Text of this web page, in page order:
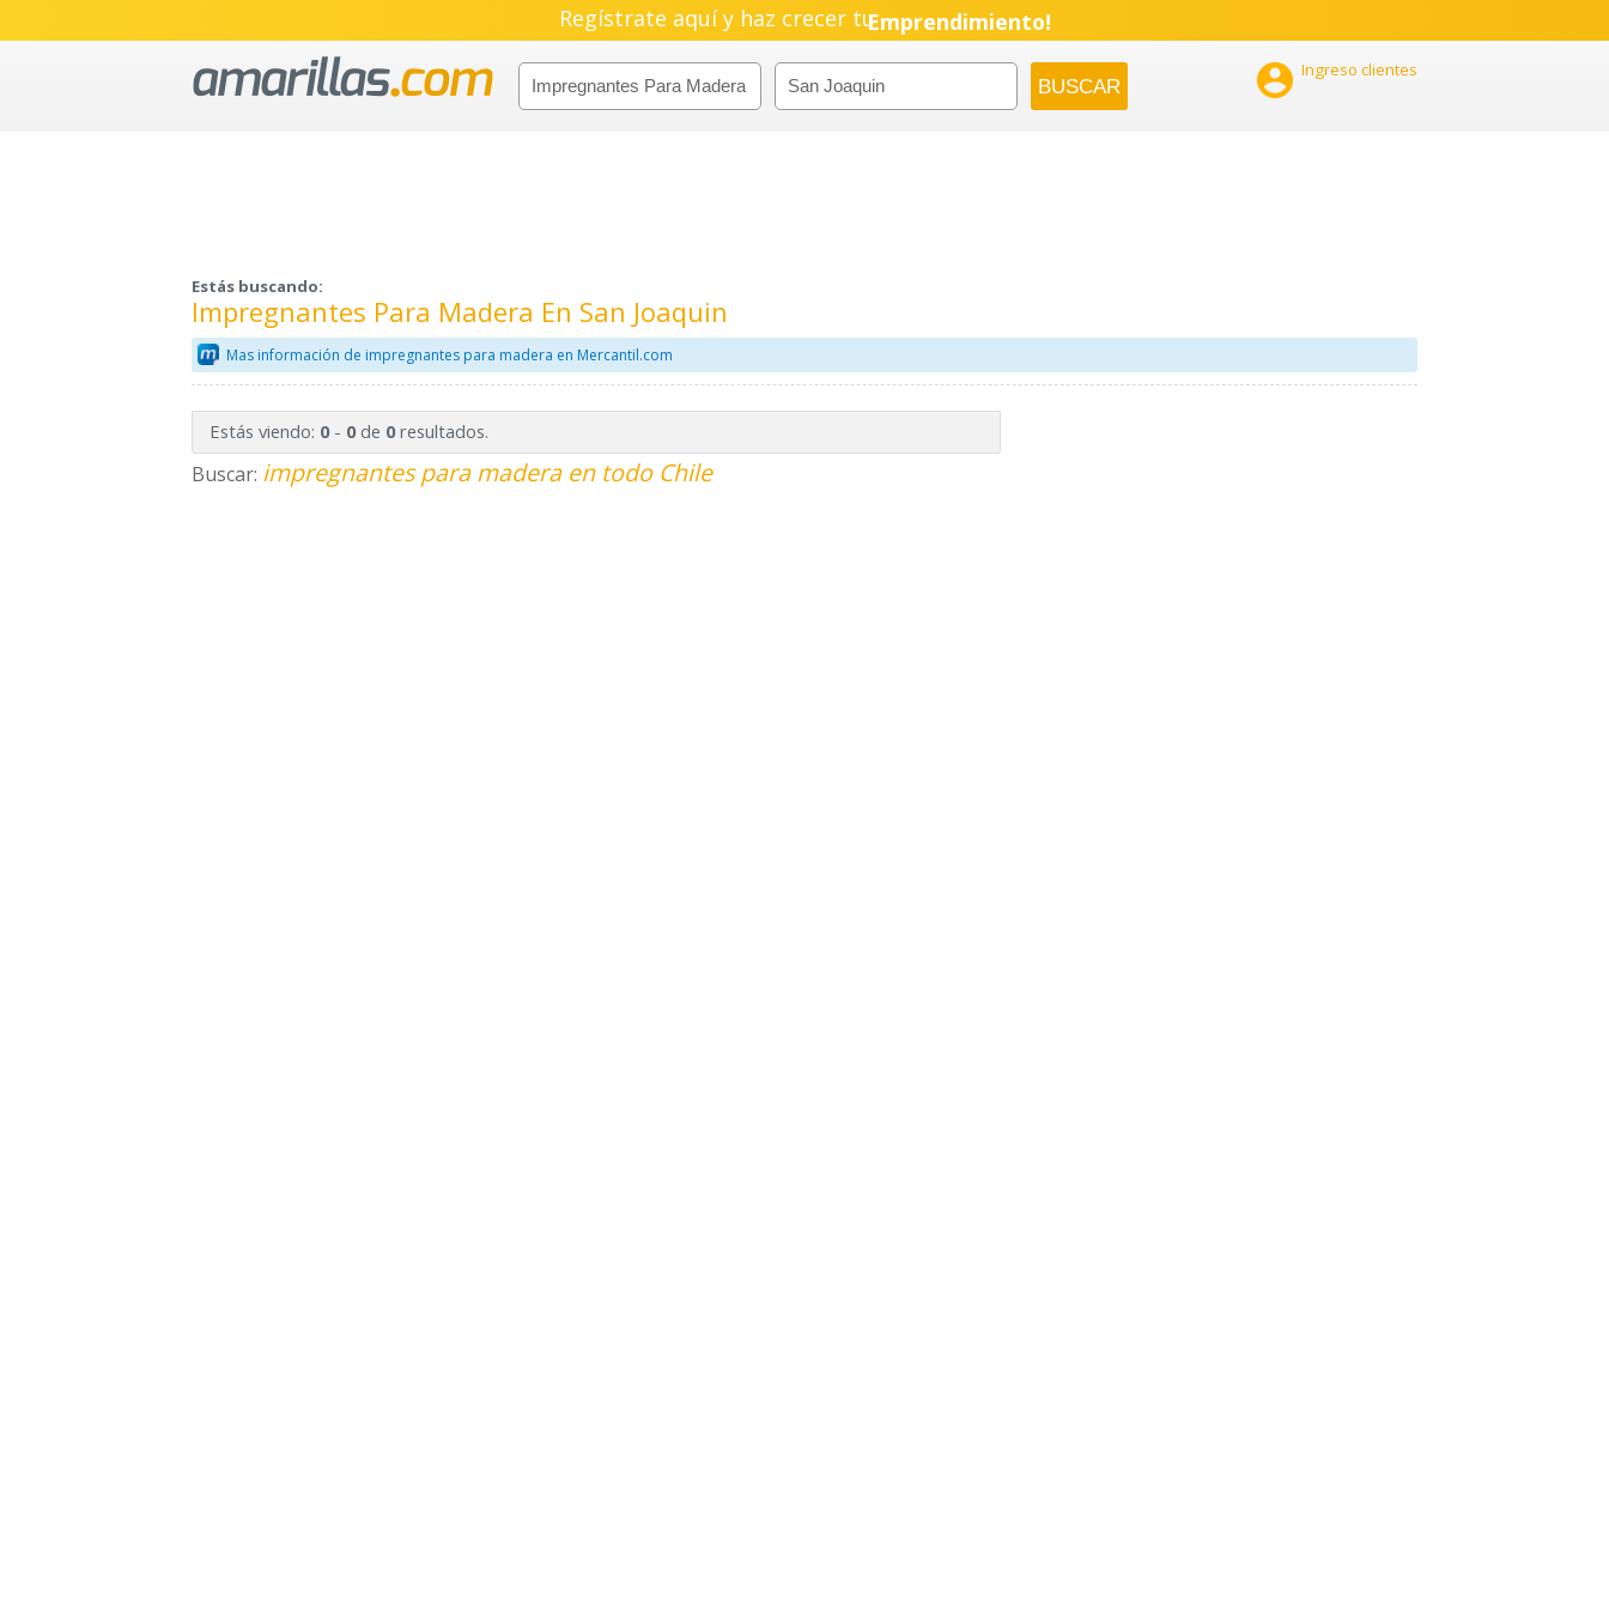
Regístrate aquí y haz crecer tuEmprendimiento!
 Ingreso clientes
Estás buscando:
Impregnantes Para Madera En San Joaquin
Mas información de impregnantes para madera en Mercantil.com
Estás viendo: 0- 0de 0resultados.
Buscar: impregnantes para madera en todo Chile